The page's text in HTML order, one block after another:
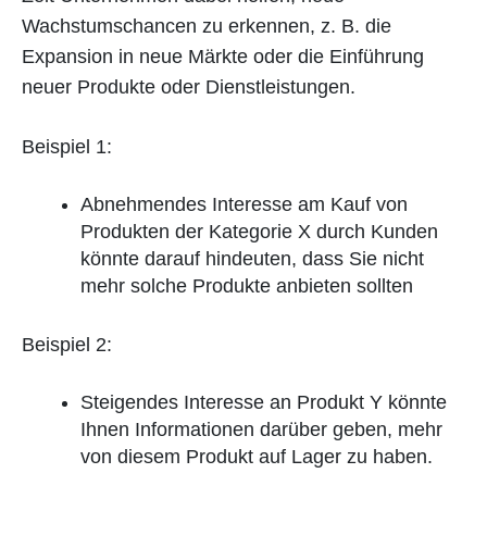
Wachstumschancen zu erkennen, z. B. die
Expansion in neue Märkte oder die Einführung
neuer Produkte oder Dienstleistungen.
Beispiel 1:
Abnehmendes Interesse am Kauf von
Produkten der Kategorie X durch Kunden
könnte darauf hindeuten, dass Sie nicht
mehr solche Produkte anbieten sollten
Beispiel 2:
Steigendes Interesse an Produkt Y könnte
Ihnen Informationen darüber geben, mehr
von diesem Produkt auf Lager zu haben.